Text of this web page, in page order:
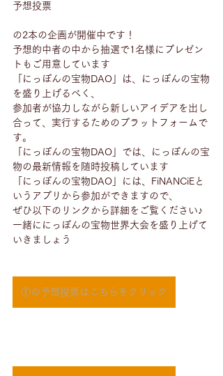
予想投票
の2本の企画が開催中です！
予想的中者の中から抽選で1名様にプレゼン
トもご用意しています
「にっぽんの宝物DAO」は、にっぽんの宝物
を盛り上げるべく、
参加者が協力しながら新しいアイデアを出し
合って、実行するためのプラットフォームで
す。
「にっぽんの宝物DAO」では、にっぽんの宝
物の最新情報を随時投稿しています
「にっぽんの宝物DAO」には、FiNANCiEと
いうアプリから参加ができますので、
ぜひ以下のリンクから詳細をご覧ください♪
一緒ににっぽんの宝物世界大会を盛り上げて
いきましょう
①の予想投票はこちらをクリック